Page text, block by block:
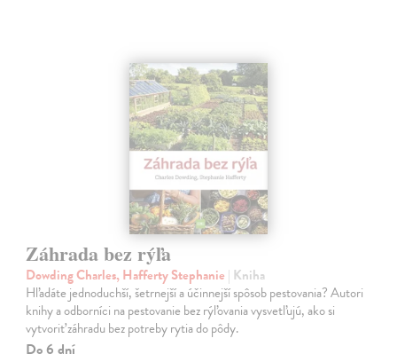
Záhrada bez rýľa
Dowding Charles, Hafferty Stephanie | Kniha
Hľadáte jednoduchší, šetrnejší a účinnejší spôsob pestovania? Autori
knihy a odborníci na pestovanie bez rýľovania vysvetľujú, ako si
vytvoriť záhradu bez potreby rytia do pôdy.
Do 6 dní